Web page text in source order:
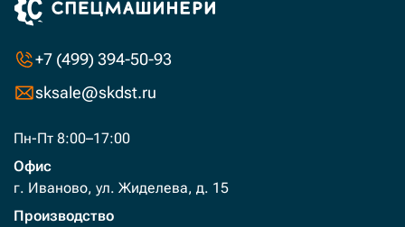
+7 (499) 394-50-93
sksale@skdst.ru
Пн-Пт 8:00–17:00
Офис
г. Иваново, ул. Жиделева, д. 15
Производство